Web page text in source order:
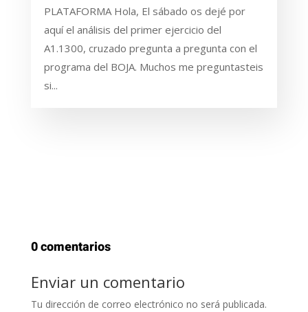
PLATAFORMA Hola, El sábado os dejé por
aquí el análisis del primer ejercicio del
A1.1300, cruzado pregunta a pregunta con el
programa del BOJA. Muchos me preguntasteis
si...
0 comentarios
Enviar un comentario
Tu dirección de correo electrónico no será publicada.